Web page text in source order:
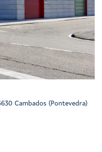
Cambados (Pontevedra)